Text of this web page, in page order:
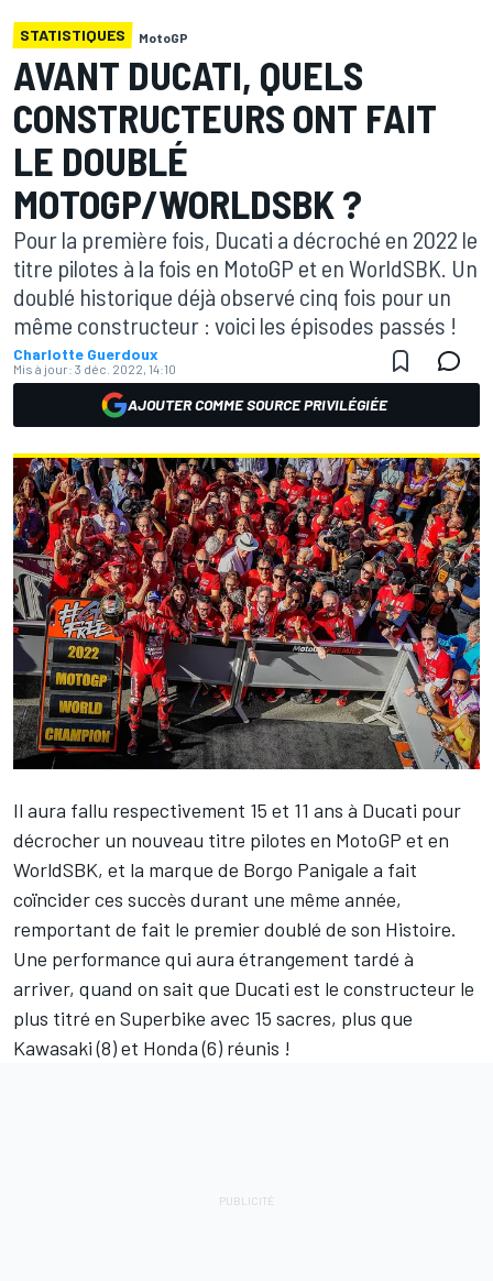
STATISTIQUES MotoGP
AVANT DUCATI, QUELS
CONSTRUCTEURS ONT FAIT
LE DOUBLÉ
MOTOGP/WORLDSBK ?
Pour la première fois, Ducati a décroché en 2022 le
titre pilotes à la fois en MotoGP et en WorldSBK. Un
doublé historique déjà observé cinq fois pour un
même constructeur : voici les épisodes passés !
Charlotte Guerdoux
Mis à jour: 3 déc. 2022, 14:10
AJOUTER COMME SOURCE PRIVILÉGIÉE
Il aura fallu respectivement 15 et 11 ans à Ducati pour
décrocher un nouveau titre pilotes en MotoGP et en
WorldSBK, et la marque de Borgo Panigale a fait
coïncider ces succès durant une même année,
remportant de fait le premier doublé de son Histoire.
Une performance qui aura étrangement tardé à
arriver, quand on sait que Ducati est le constructeur le
plus titré en Superbike avec 15 sacres, plus que
Kawasaki (8) et Honda (6) réunis !